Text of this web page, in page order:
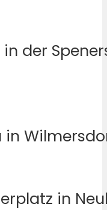
in der
in
in